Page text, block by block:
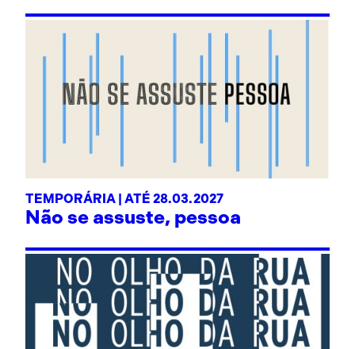
TEMPORÁRIA | ATÉ 28.03.2027
Não se assuste, pessoa